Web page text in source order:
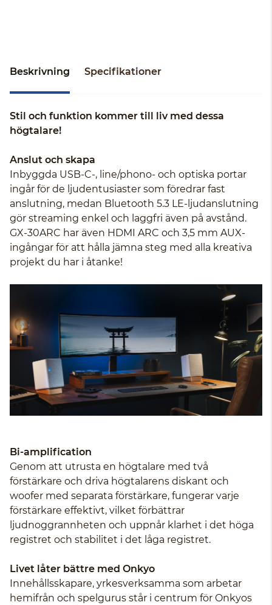
Beskrivning Specifikationer
Stil och funktion kommer till liv med dessa
högtalare!
Anslut och skapa
Inbyggda USB-C-, line/phono- och optiska portar
ingår för de ljudentusiaster som föredrar fast
anslutning, medan Bluetooth 5.3 LE-ljudanslutning
gör streaming enkel och laggfri även på avstånd.
GX-30ARC har även HDMI ARC och 3,5 mm AUX-
ingångar för att hålla jämna steg med alla kreativa
projekt du har i åtanke!
Bi-amplification
Genom att utrusta en högtalare med två
förstärkare och driva högtalarens diskant och
woofer med separata förstärkare, fungerar varje
förstärkare effektivt, vilket förbättrar
ljudnoggrannheten och uppnår klarhet i det höga
registret och stabilitet i det låga registret.
Livet låter bättre med Onkyo
Innehållsskapare, yrkesverksamma som arbetar
hemifrån och spelgurus står i centrum för Onkyos